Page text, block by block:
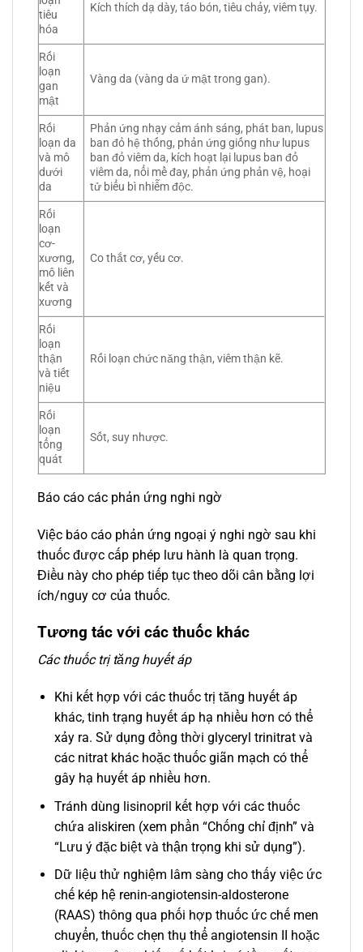
tiêu
hóa
Kích thích dạ dày, táo bón, tiêu chảy, viêm tụy.
Rối
loạn
gan
mật
Vàng da (vàng da ứ mật trong gan).
Rối
loạn da
và mô
dưới
da
Phản ứng nhạy cảm ánh sáng, phát ban, lupus
ban đỏ hệ thống, phản ứng giống như lupus
ban đỏ viêm da, kích hoạt lại lupus ban đỏ
viêm da, nổi mề đay, phản ứng phản vệ, hoại
tử biểu bì nhiễm độc.
Rối
loạn
cơ-
xương,
mô liên
kết và
xương
Co thắt cơ, yếu cơ.
Rối
loạn
thận
và tiết
niệu
Rối loạn chức năng thận, viêm thận kẽ.
Rối
loạn
tổng
quát
Sốt, suy nhược.
Báo cáo các phản ứng nghi ngờ
Việc báo cáo phản ứng ngoại ý nghi ngờ sau khi
thuốc được cấp phép lưu hành là quan trọng.
Điều này cho phép tiếp tục theo dõi cân bằng lợi
ích/nguy cơ của thuốc.
Tương tác với các thuốc khác
Các thuốc trị tăng huyết áp
Khi kết hợp với các thuốc trị tăng huyết áp
khác, tinh trạng huyết áp hạ nhiều hơn có thể
xảy ra. Sử dụng đồng thời glyceryl trinitrat và
các nitrat khác hoặc thuốc giãn mạch có thể
gây hạ huyết áp nhiều hơn.
Tránh dùng lisinopril kết hợp với các thuốc
chứa aliskiren (xem phần “Chống chỉ định” và
“Lưu ý đặc biệt và thận trọng khi sử dụng”).
Dữ liệu thử nghiệm lâm sàng cho thấy việc ức
chế kép hệ renin-angiotensin-aldosterone
(RAAS) thông qua phối hợp thuốc ức chế men
chuyển, thuốc chẹn thụ thể angiotensin II hoặc